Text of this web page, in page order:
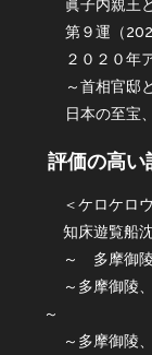
眞子内親王
第９運（
２０２０年
～首相官邸
日本の至宝
評価の高い
＜ケロケロ
知床遊覧船
～ 多摩御
～多摩御陵
～
～多摩御陵